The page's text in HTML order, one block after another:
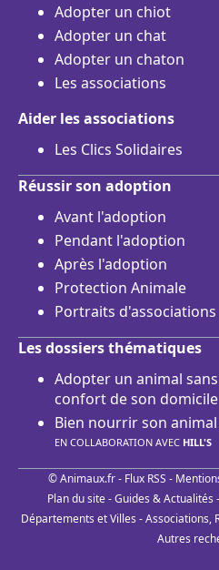
Adopter un chiot
Adopter un chat
Adopter un chaton
Les associations
Aider les associations
Les Clics Solidaires
Réussir son adoption
Avant l'adoption
Pendant l'adoption
Après l'adoption
Protection Animale
Portraits d'associations
Les dossiers thématiques
Adopter un animal
confort de son domicile
Bien nourrir son
EN COLLABORATION AVEC HILL'S
© Animaux.fr - Flux RSS -
Plan du site-Guides & Actualités -
Départements et Villes -Associations,
Autres